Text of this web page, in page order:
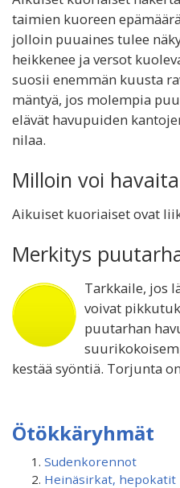
taimien kuoreen
jolloin puuaines tulee
heikkenee ja versot
suosii enemmän kuusta
mäntyä, jos molempia
elävät havupuiden
nilaa.
Milloin voi havaita
Aikuiset kuoriaiset ovat
Merkitys
Tarkkaile, jos
voivat
puutarhan
kestää syöntiä. Torjunta
Ötökkäryhmät
Sudenkorennot
Heinäsirkat, hepokatit